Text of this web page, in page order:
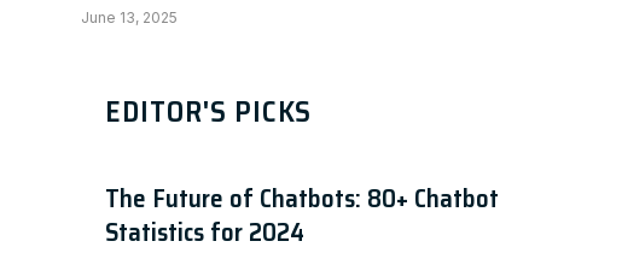
June 13, 2025
EDITOR'S PICKS
The Future of Chatbots: 80+ Chatbot
Statistics for 2024